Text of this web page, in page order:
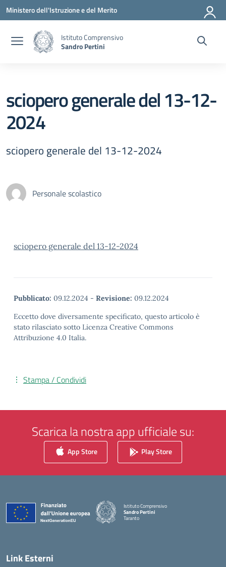
Vai ai contenuti
Vai al menu di navigazione
Vai al footer
Ministero dell'Istruzione e del Merito
Istituto Comprensivo
Sandro Pertini
sciopero generale del 13-12-
2024
sciopero generale del 13-12-2024
Personale scolastico
sciopero generale del 13-12-2024
Pubblicato: 09.12.2024 - Revisione: 09.12.2024
Eccetto dove diversamente specificato, questo articolo è
stato rilasciato sotto Licenza Creative Commons
Attribuzione 4.0 Italia.
Stampa / Condividi
Scarica la nostra app ufficiale su:
App Store Play Store
Istituto Comprensivo
Sandro Pertini
Taranto
Link Esterni